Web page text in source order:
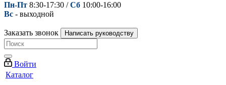
Пн-Пт 8:30-17:30 /Сб 10:00-16:00
Вс - выходной
Заказать звонок Написать руководству
Войти
Каталог